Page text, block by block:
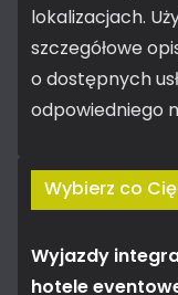
lokalizacjach.
szczegółowe
o dostępnych
odpowiedniego
Wybierz co
Wyjazdy
hotele